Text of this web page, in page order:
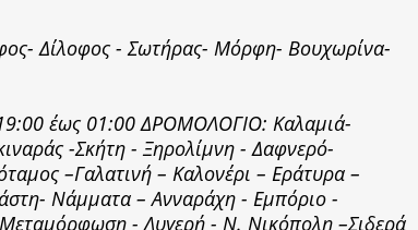
Δίλοφος - Σωτήρας- Μόρφη- Βουχωρίνα-
έως 01:00 ΔΡΟΜΟΛΟΓΙΟ: Καλαμιά-
-Σκήτη - Ξηρολίμνη - Δαφνερό-
–Γαλατινή – Καλονέρι – Εράτυρα –
Νάμματα – Ανναράχη - Εμπόριο -
- Λυγερή - N. Νικόπολη –Σιδερά